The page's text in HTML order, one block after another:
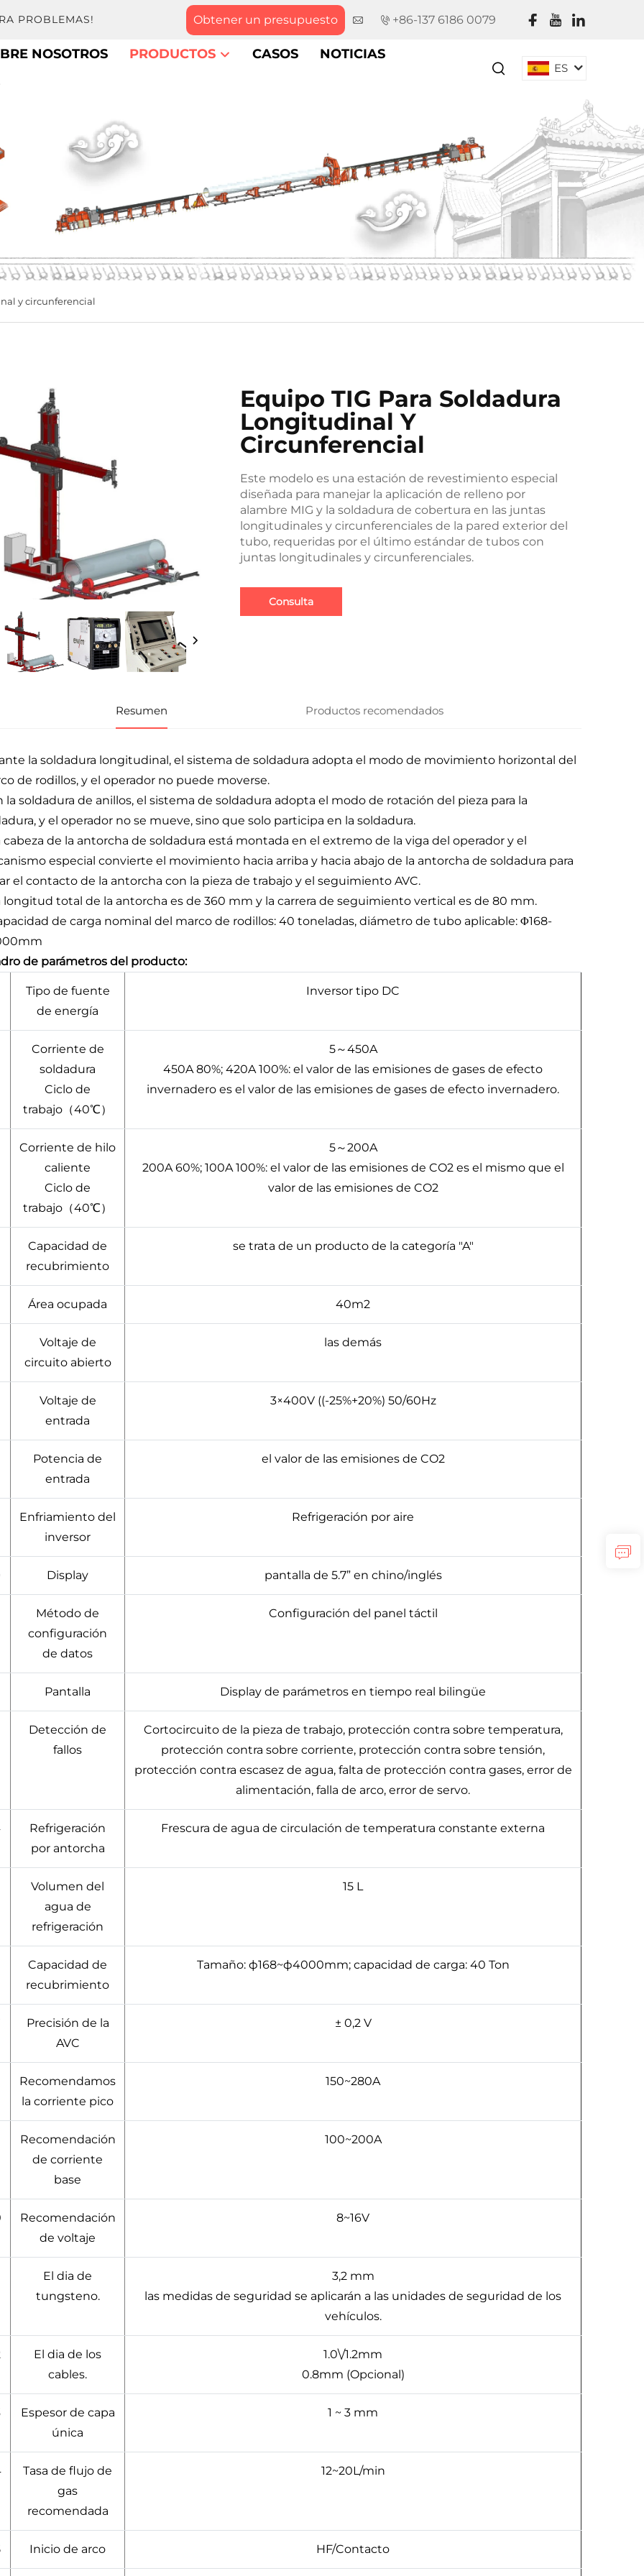
PROBLEMAS! Obtener un presupuesto +86-137 6186 0079
NOSOTROS PRODUCTOS CASOS
NOTICIAS
ES
y circunferencial
Equipo TIG Para Soldadura
Longitudinal Y
Circunferencial
Este modelo es una estación de revestimiento especial
diseñada para manejar la aplicación de relleno por
alambre MIG y la soldadura de cobertura en las juntas
longitudinales y circunferenciales de la pared exterior del
tubo, requeridas por el último estándar de tubos con
juntas longitudinales y circunferenciales.
Consulta
Resumen Productos recomendados
la soldadura longitudinal, el sistema de soldadura adopta el modo de movimiento horizontal del
de rodillos, y el operador no puede moverse.
la soldadura de anillos, el sistema de soldadura adopta el modo de rotación del pieza para la
y el operador no se mueve, sino que solo participa en la soldadura.
cabeza de la antorcha de soldadura está montada en el extremo de la viga del operador y el
especial convierte el movimiento hacia arriba y hacia abajo de la antorcha de soldadura para
el contacto de la antorcha con la pieza de trabajo y el seguimiento AVC.
longitud total de la antorcha es de 360 mm y la carrera de seguimiento vertical es de 80 mm.
de carga nominal del marco de rodillos: 40 toneladas, diámetro de tubo aplicable: Φ168-
de parámetros del producto:
Tipo de fuente
de energía
Inversor tipo DC
Corriente de
soldadura
Ciclo de
trabajo（40℃）
5～450A
450A 80%; 420A 100%: el valor de las emisiones de gases de efecto
invernadero es el valor de las emisiones de gases de efecto invernadero.
Corriente de hilo
caliente
Ciclo de
trabajo（40℃）
5～200A
200A 60%; 100A 100%: el valor de las emisiones de CO2 es el mismo que el
valor de las emisiones de CO2
Capacidad de
recubrimiento
se trata de un producto de la categoría "A"
Área ocupada 40m2
Voltaje de
circuito abierto
las demás
Voltaje de
entrada
3×400V ((-25%+20%) 50/60Hz
Potencia de
entrada
el valor de las emisiones de CO2
Enfriamiento del
inversor
Refrigeración por aire
Display pantalla de 5.7” en chino/inglés
Método de
configuración
de datos
Configuración del panel táctil
Pantalla Display de parámetros en tiempo real bilingüe
Detección de
fallos
Cortocircuito de la pieza de trabajo, protección contra sobre temperatura,
protección contra sobre corriente, protección contra sobre tensión,
protección contra escasez de agua, falta de protección contra gases, error de
alimentación, falla de arco, error de servo.
Refrigeración
por antorcha
Frescura de agua de circulación de temperatura constante externa
Volumen del
agua de
refrigeración
15 L
Capacidad de
recubrimiento
Tamaño: ф168~ф4000mm; capacidad de carga: 40 Ton
Precisión de la
AVC
± 0,2 V
Recomendamos
la corriente pico
150~280A
Recomendación
de corriente
base
100~200A
Recomendación
de voltaje
8~16V
El dia de
tungsteno.
3,2 mm
las medidas de seguridad se aplicarán a las unidades de seguridad de los
vehículos.
El dia de los
cables.
1.0\/1.2mm
0.8mm (Opcional)
Espesor de capa
única
1 ~ 3 mm
Tasa de flujo de
gas
recomendada
12~20L/min
Inicio de arco HF/Contacto